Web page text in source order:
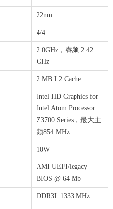
22nm
4/4
2.0GHz，睿频 2.42
GHz
2 MB L2 Cache
Intel HD Graphics for
Intel Atom Processor
Z3700 Series，最大主
频854 MHz
10W
AMI UEFI/legacy
BIOS @ 64 Mb
DDR3L 1333 MHz